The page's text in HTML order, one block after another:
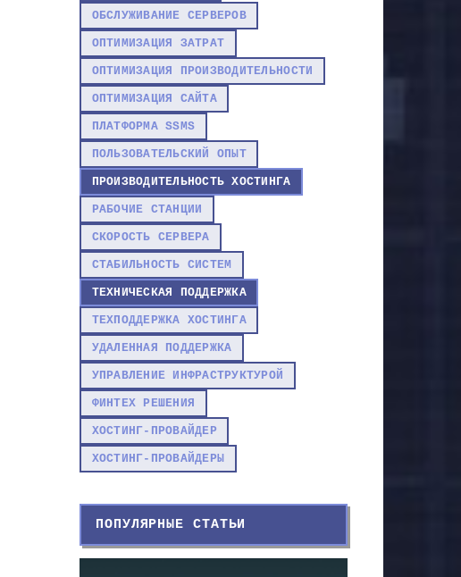
ОБСЛУЖИВАНИЕ СЕРВЕРОВ
ОПТИМИЗАЦИЯ ЗАТРАТ
ОПТИМИЗАЦИЯ ПРОИЗВОДИТЕЛЬНОСТИ
ОПТИМИЗАЦИЯ САЙТА
ПЛАТФОРМА SSMS
ПОЛЬЗОВАТЕЛЬСКИЙ ОПЫТ
ПРОИЗВОДИТЕЛЬНОСТЬ ХОСТИНГА
РАБОЧИЕ СТАНЦИИ
СКОРОСТЬ СЕРВЕРА
СТАБИЛЬНОСТЬ СИСТЕМ
ТЕХНИЧЕСКАЯ ПОДДЕРЖКА
ТЕХПОДДЕРЖКА ХОСТИНГА
УДАЛЕННАЯ ПОДДЕРЖКА
УПРАВЛЕНИЕ ИНФРАСТРУКТУРОЙ
ФИНТЕХ РЕШЕНИЯ
ХОСТИНГ-ПРОВАЙДЕР
ХОСТИНГ-ПРОВАЙДЕРЫ
ПОПУЛЯРНЫЕ СТАТЬИ